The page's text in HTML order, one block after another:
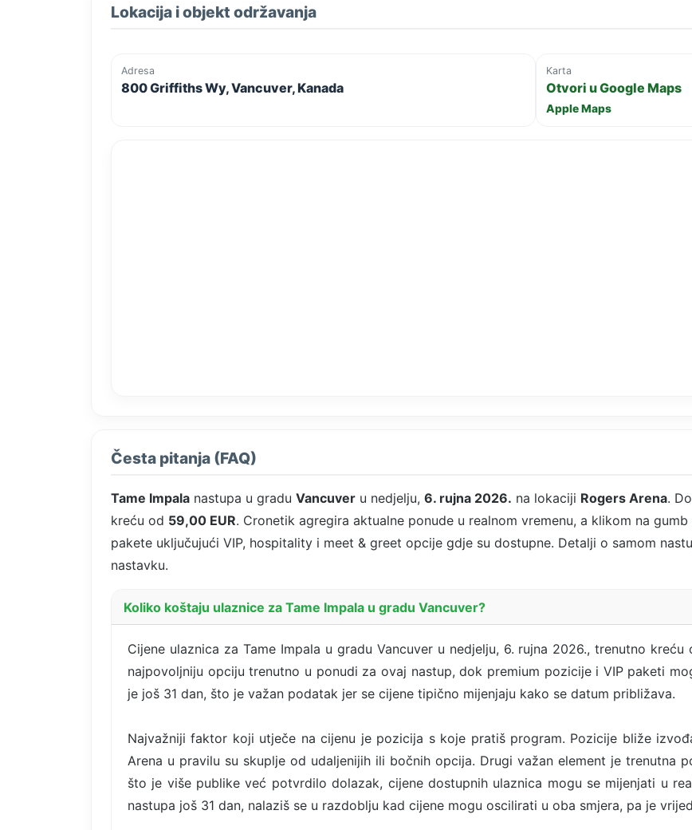
Lokacija i objekt održavanja
Adresa
800 Griffiths Wy, Vancuver, Kanada
Karta
Otvori u Google Maps
Apple Maps
Česta pitanja (FAQ)
Tame Impala nastupa u gradu Vancuver u nedjelju, 6. rujna 2026. na lokaciji Rogers Arena.
kreću od 59,00 EUR. Cronetik agregira aktualne ponude u realnom vremenu, a klikom na
pakete uključujući VIP, hospitality i meet & greet opcije gdje su dostupne. Detalji o samom
nastavku.
Koliko koštaju ulaznice za Tame Impala u gradu Vancuver?
Cijene ulaznica za Tame Impala u gradu Vancuver u nedjelju, 6. rujna 2026., trenutno
najpovoljniju opciju trenutno u ponudi za ovaj nastup, dok premium pozicije i VIP paketi
je još 31 dan, što je važan podatak jer se cijene tipično mijenjaju kako se datum približava.
Najvažniji faktor koji utječe na cijenu je pozicija s koje pratiš program. Pozicije bliže
Arena u pravilu su skuplje od udaljenijih ili bočnih opcija. Drugi važan element je trenutna
što je više publike već potvrdilo dolazak, cijene dostupnih ulaznica mogu se mijenjati u
nastupa još 31 dan, nalaziš se u razdoblju kad cijene mogu oscilirati u oba smjera, pa je